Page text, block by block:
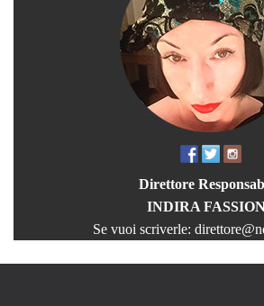
Direttore
INDIRA
Se vuoi scriverle: